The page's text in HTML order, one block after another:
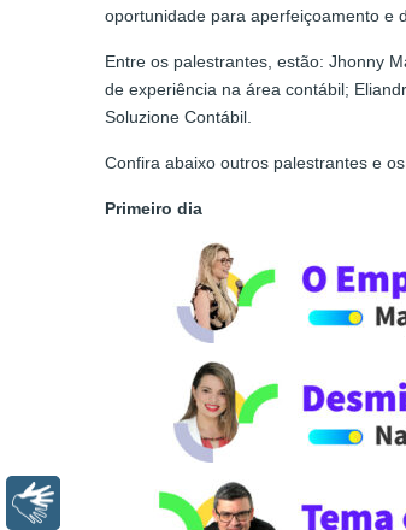
oportunidade para aperfeiçoamento e
Entre os palestrantes, estão: Jhonny
de experiência na área contábil;
Soluzione Contábil.
Confira abaixo outros palestrantes e
Primeiro dia